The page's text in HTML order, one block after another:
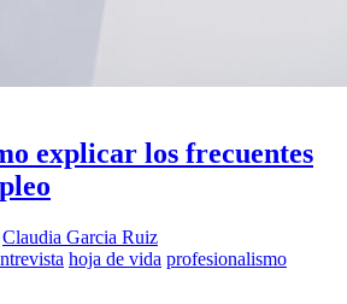
explicar los frecuentes
Claudia Garcia Ruiz
hoja de vida profesionalismo